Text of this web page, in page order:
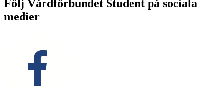
Följ Vårdförbundet Student på sociala
medier